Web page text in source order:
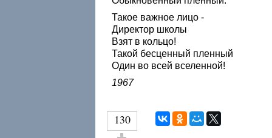
Такое важное лицо -
Директор школы
Взят в кольцо!
Такой бесценный пленный
Один во всей вселенной!
1967
130